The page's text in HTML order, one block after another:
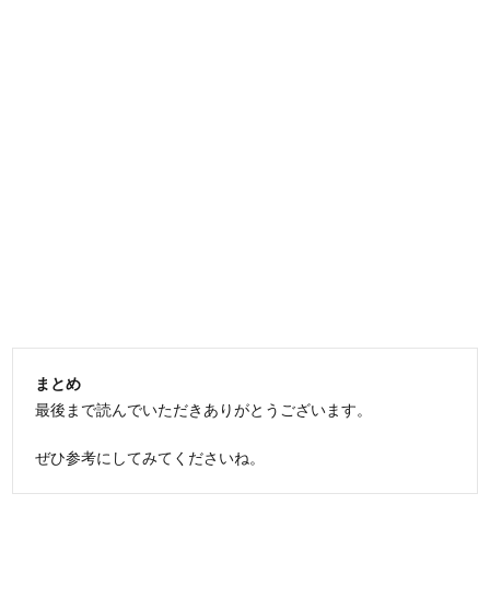
まとめ
最後まで読んでいただきありがとうございます。
ぜひ参考にしてみてくださいね。